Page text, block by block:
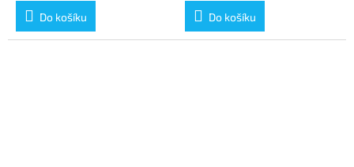
Do košíku
Do košíku